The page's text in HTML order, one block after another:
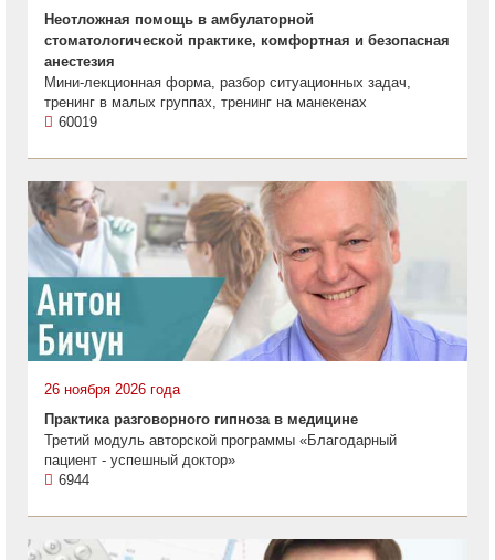
Неотложная помощь в амбулаторной
стоматологической практике, комфортная и безопасная
анестезия
Мини-лекционная форма, разбор ситуационных задач,
тренинг в малых группах, тренинг на манекенах
60019
26 ноября 2026 года
Практика разговорного гипноза в медицине
Третий модуль авторской программы «Благодарный
пациент - успешный доктор»
6944